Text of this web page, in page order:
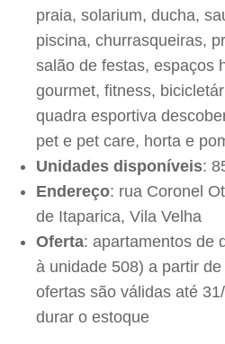
praia, solarium, ducha,
piscina, churrasqueiras,
salão de festas, espaços
gourmet, fitness,
quadra esportiva
pet e pet care, horta e
Unidades disponíveis:
Endereço: rua Coronel
de Itaparica, Vila Velha
Oferta: apartamentos de
à unidade 508) a partir
ofertas são válidas até
durar o estoque